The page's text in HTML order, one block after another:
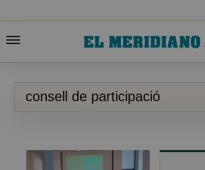
consell de participació